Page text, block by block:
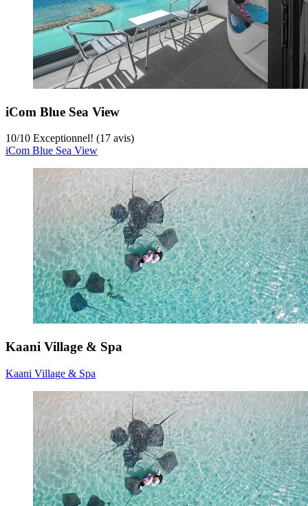
iCom Blue Sea View
10/10 Exceptionnel! (17 avis)
iCom Blue Sea View
Kaani Village & Spa
Kaani Village & Spa